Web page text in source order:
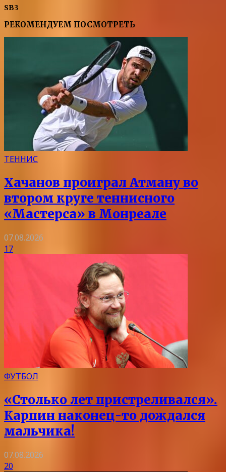
SB3
РЕКОМЕНДУЕМ ПОСМОТРЕТЬ
ТЕННИС
Хачанов проиграл Атману во
втором круге теннисного
«Мастерса» в Монреале
07.08.2026
17
ФУТБОЛ
«Столько лет пристреливался».
Карпин наконец-то дождался
мальчика!
07.08.2026
20